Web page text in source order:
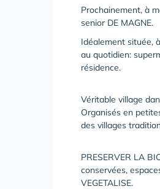
Prochainement, à
senior DE MAGNE.
Idéalement située,
au quotidien:
résidence.
Véritable village
Organisés en
des villages
PRESERVER LA
conservées,
VEGETALISE.